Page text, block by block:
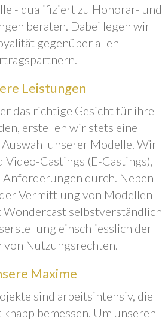
- qualifiziert zu Honorar- und
beraten. Dabei legen wir
gegenüber allen
Leistungen
das richtige Gesicht für ihre
erstellen wir stets eine
unserer Modelle. Wir
Video-Castings (E-Castings),
durch. Neben
Vermittlung von Modellen
selbstverständlich
einschliesslich der
von Nutzungsrechten.
Maxime
sind arbeitsintensiv, die
bemessen. Um unseren